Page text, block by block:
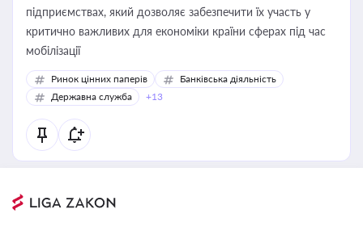
підприємствах, який дозволяє забезпечити їх участь у
критично важливих для економіки країни сферах під час
мобілізації
Ринок цінних паперів
Банківська діяльність
Державна служба
+13